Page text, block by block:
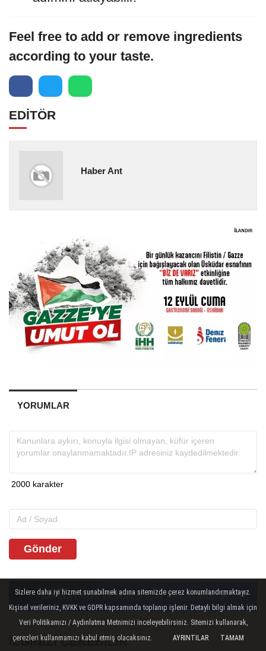
Feel free to add or remove ingredients
according to your taste.
EDİTÖR
Haber Ant
YORUMLAR
Gönder
ANASAYFAYA DÖNMEK İÇİN TIKLAYINIZ
İLGINIZI ÇEKEBILIR
Sizlere daha iyi hizmet sunabilmek adına sitemizde çerez konumlandırmaktayız.
Kişisel verileriniz, KVKK ve GDPR kapsamında toplanıp işlenir. Detaylı bilgi almak için
Veri Politikamızı / Aydınlatma Metnimizi inceleyebilirsiniz. Sitemizi kullanarak,
çerezleri kullanmamızı kabul etmiş olacaksınız.
AYRINTILAR TAMAM